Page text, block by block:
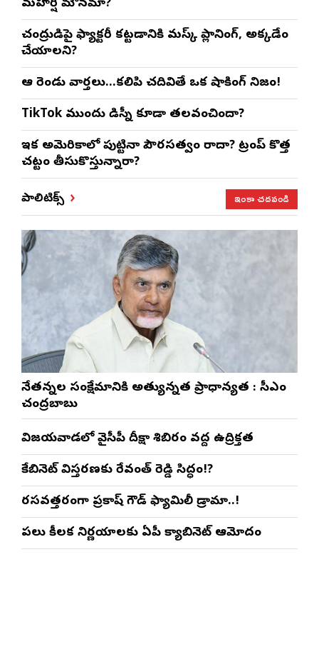
మహర్షి మౌనమా?
చంద్రుడిపై ఫ్యాక్టరీ కట్టడానికి మస్క్ ప్లానింగ్, అక్కడేం
చేయాలని?
ఆ రెండు వార్తలు…కలిపి చదివితే ఒక షాకింగ్ నిజం!
TikTok ముందు డిస్నీ కూడా తలవంచిందా?
ఇక అమెరికాలో పుట్టినా పౌరసత్వం రాదా? ట్రంప్ కొత్త
చట్టం తీసుకొస్తున్నారా?
పాలిటిక్స్ ఇంకా చదవండి
నేతన్నల సంక్షేమానికి అత్యున్నత ప్రాధాన్యత : సీఎం
చంద్రబాబు
విజయవాడలో వైసీపీ దీక్షా శిబిరం వద్ద ఉద్రిక్తత
కేబినెట్ విస్తరణకు రేవంత్ రెడ్డి సిద్ధం!?
రసవత్తరంగా ప్రకాష్ గౌడ్ ఫ్యామిలీ డ్రామా..!
పలు కీలక నిర్ణయాలకు ఏపీ క్యాబినెట్ ఆమోదం